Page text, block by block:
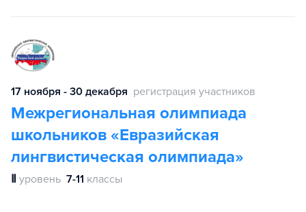
17 ноября - 30 декабря регистрация участников
Межрегиональная олимпиада
школьников «Евразийская
лингвистическая олимпиада»
Ⅱ уровень 7-11 классы